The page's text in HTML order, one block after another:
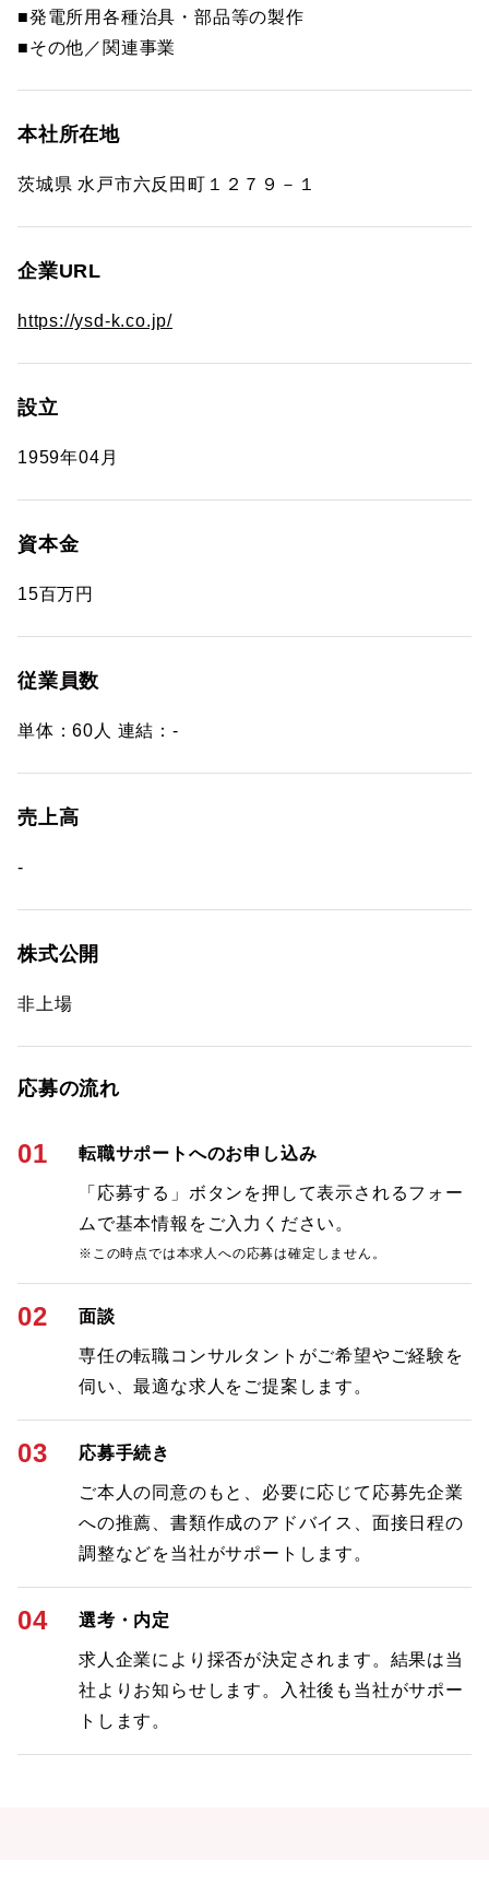
■発電所用各種治具・部品等の製作
■その他／関連事業
本社所在地
茨城県 水戸市六反田町１２７９－１
企業URL
https://ysd-k.co.jp/
設立
1959年04月
資本金
15百万円
従業員数
単体：60人 連結：-
売上高
-
株式公開
非上場
応募の流れ
01 転職サポートへのお申し込み
「応募する」ボタンを押して表示されるフォー
ムで基本情報をご入力ください。
※この時点では本求人への応募は確定しません。
02 面談
専任の転職コンサルタントがご希望やご経験を
伺い、最適な求人をご提案します。
03 応募手続き
ご本人の同意のもと、必要に応じて応募先企業
への推薦、書類作成のアドバイス、面接日程の
調整などを当社がサポートします。
04 選考・内定
求人企業により採否が決定されます。結果は当
社よりお知らせします。入社後も当社がサポー
トします。